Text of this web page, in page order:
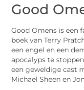
Good
Good Omens is een
boek van Terry
een engel en een
apocalyps te
een geweldige cast
Michael Sheen en